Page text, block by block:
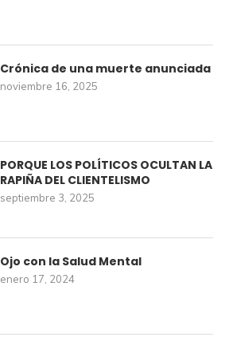
Crónica de una muerte anunciada
noviembre 16, 2025
PORQUE LOS POLÍTICOS OCULTAN LA
RAPIÑA DEL CLIENTELISMO
septiembre 3, 2025
Ojo con la Salud Mental
enero 17, 2024